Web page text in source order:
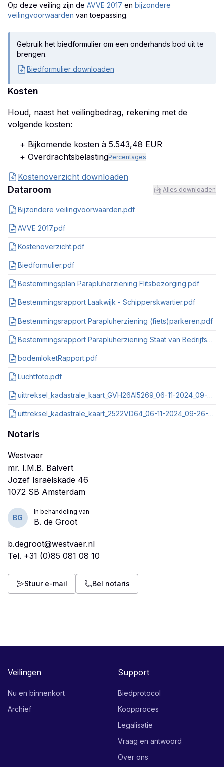
Op deze veiling zijn de AVVE 2017 en bijzondere
veilingvoorwaarden van toepassing.
Gebruik het biedformulier om een onderhands bod uit te
brengen.
Biedformulier downloaden
Kosten
Houd, naast het veilingbedrag, rekening met de
volgende kosten:
+ Bijkomende kosten à 5.543,48 EUR
+ OverdrachtsbelastingPercentages
Kostenoverzicht downloaden
Dataroom Alles downloaden
Bijzondere veilingvoorwaarden.pdf
AVVE 2017.pdf
Kostenoverzicht.pdf
Biedformulier.pdf
Bestemmingsplan Parapluherziening Flitsbezorging.pdf
Bestemmingsrapport Laakwijk - Schipperskwartier.pdf
Bestemmingsrapport Parapluherziening (fiets)parkeren.pdf
Bestemmingsrapport Parapluherziening Staat van Bedrijfsactiviteiten.pdf
bodemloketRapport.pdf
Luchtfoto.pdf
uittreksel_kadastrale_kaart_GVH26AI5269_06-11-2024_09-45-29.pdf
uittreksel_kadastrale_kaart_2522VD64_06-11-2024_09-26-24.pdf
Notaris
Westvaer
mr. I.M.B. Balvert
Jozef Israëlskade 46
BG
In behandeling van
B. de Groot
b.degroot@westvaer.nl
Tel. +31 (0)85 081 08 10
Stuur e-mail Bel notaris
Veilingen
Nu en binnenkort
Archief
Support
Biedprotocol
Koopproces
Legalisatie
Vraag en antwoord
Over ons